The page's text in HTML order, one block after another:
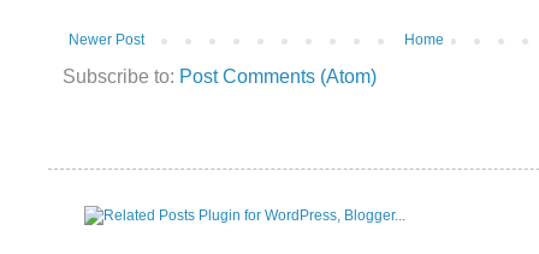
Newer Post Home
Subscribe to: Post Comments (Atom)